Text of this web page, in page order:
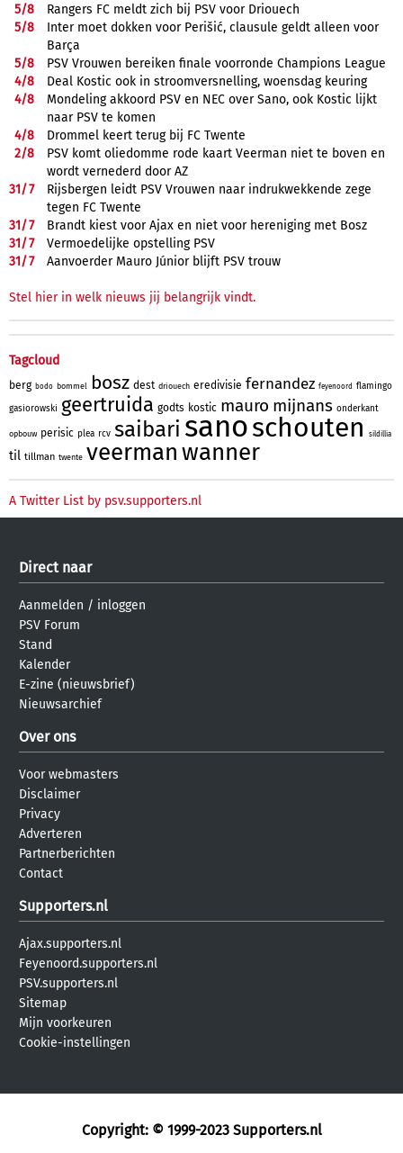
5/8
Rangers FC meldt zich bij PSV voor Driouech
5/8
Inter moet dokken voor Perišić, clausule geldt alleen voor
Barça
5/8
PSV Vrouwen bereiken finale voorronde Champions League
4/8
Deal Kostic ook in stroomversnelling, woensdag keuring
4/8
Mondeling akkoord PSV en NEC over Sano, ook Kostic lijkt
naar PSV te komen
4/8
Drommel keert terug bij FC Twente
2/8
PSV komt oliedomme rode kaart Veerman niet te boven en
wordt vernederd door AZ
31/7
Rijsbergen leidt PSV Vrouwen naar indrukwekkende zege
tegen FC Twente
31/7
Brandt kiest voor Ajax en niet voor hereniging met Bosz
31/7
Vermoedelijke opstelling PSV
31/7 Aanvoerder Mauro Júnior blijft PSV trouw
Stel hier in welk nieuws jij belangrijk vindt.
Tagcloud
berg bodo bommel bosz dest driouech eredivisie fernandez feyenoord flamingo
gasiorowski geertruida godts kostic mauro mijnans onderkant
opbouw perisic plea rcv saibari sanoschouten sildillia
til tillman twente veermanwanner
A Twitter List by psv.supporters.nl
Direct naar
Aanmelden / inloggen
PSV Forum
Stand
Kalender
E-zine (nieuwsbrief)
Nieuwsarchief
Over ons
Voor webmasters
Disclaimer
Privacy
Adverteren
Partnerberichten
Contact
Supporters.nl
Ajax.supporters.nl
Feyenoord.supporters.nl
PSV.supporters.nl
Sitemap
Mijn voorkeuren
Cookie-instellingen
Copyright: © 1999-2023 Supporters.nl